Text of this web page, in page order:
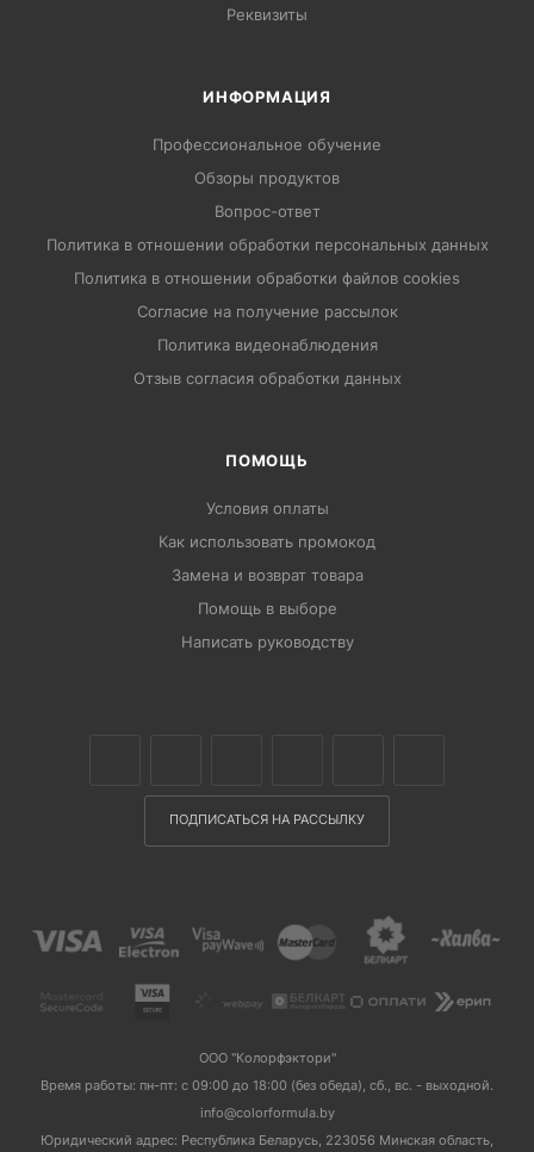
Реквизиты
ИНФОРМАЦИЯ
Профессиональное обучение
Обзоры продуктов
Вопрос-ответ
Политика в отношении обработки персональных данных
Политика в отношении обработки файлов cookies
Согласие на получение рассылок
Политика видеонаблюдения
Отзыв согласия обработки данных
ПОМОЩЬ
Условия оплаты
Как использовать промокод
Замена и возврат товара
Помощь в выборе
Написать руководству
ПОДПИСАТЬСЯ НА РАССЫЛКУ
ООО "Колорфэктори"
Время работы: пн-пт: с 09:00 до 18:00 (без обеда), сб., вс. - выходной.
info@colorformula.by
Юридический адрес: Республика Беларусь, 223056 Минская область,